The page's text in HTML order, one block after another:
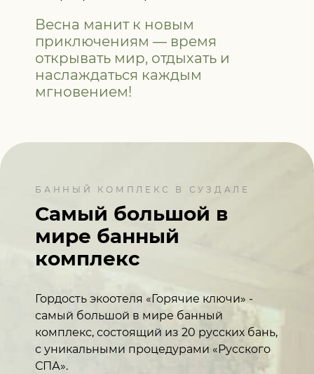
Весна манит к новым
приключениям — время
открывать мир, отдыхать и
наслаждаться каждым
мгновением!
БАННЫЙ КОМПЛЕКС В СУЗДАЛЕ
Самый большой в
мире банный
комплекс
Гордость экоотеля «Горячие ключи» -
самый большой в мире банный
комплекс, состоящий из 20 русских бань,
с уникальными процедурами «Русского
СПА».